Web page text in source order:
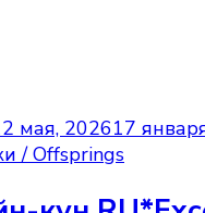
мая, 202617
/ Offsprings